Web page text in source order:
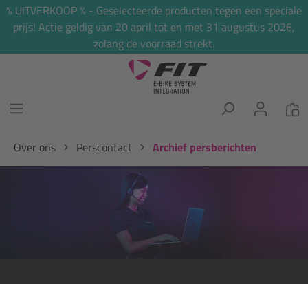
% UITVERKOOP % - Geselecteerde producten tegen een speciale
prijs! Actie geldig van 20 april tot en met 31 augustus 2026,
zolang de voorraad strekt.
Over ons Perscontact
Archief persberichten
Afbeeldingengalerij overslaan